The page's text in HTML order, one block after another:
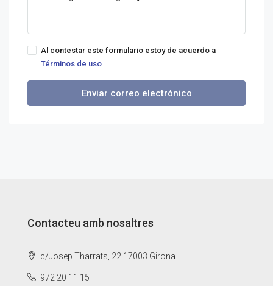
Al contestar este formulario estoy de acuerdo a
Términos de uso
Enviar correo electrónico
Contacteu amb nosaltres
c/Josep Tharrats, 22 17003 Girona
972 20 11 15